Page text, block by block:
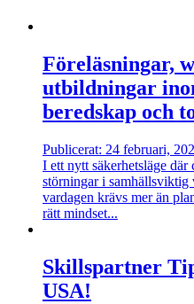
Föreläsningar,
utbildningar
beredskap och
Publicerat: 24 februari,
I ett nytt säkerhetsläge
störningar i
vardagen krävs mer än
rätt mindset...
Skillspartner
USA!